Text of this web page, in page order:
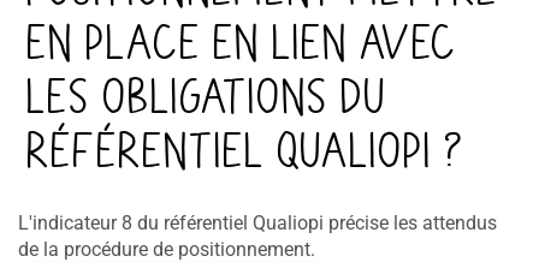
en place en lien avec
les obligations du
référentiel Qualiopi ?
L'indicateur 8 du référentiel Qualiopi précise les attendus
de la procédure de positionnement.